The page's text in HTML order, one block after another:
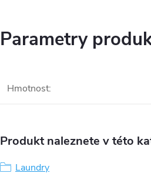
Parametry
Hmotnost:
Produkt naleznete v této
Laundry